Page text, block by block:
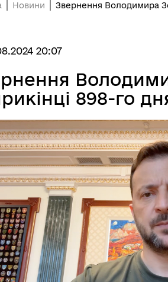
Новини Звернення Володимира
20:07
898-го